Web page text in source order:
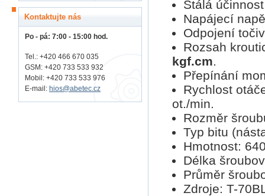
Stálá
Napájecí
Odpojení
Rozsah
kgf.cm.
Přepínání
Rychlost
ot./min.
Rozměr
Typ bitu
Hmotnost:
Délka
Průměr
Zdroje: T-
Kontaktujte nás
Po - pá: 7:00 - 15:00 hod.
Tel.: +420 466 670 035
GSM: +420 733 533 932
Mobil: +420 733 533 976
E-mail: hios@abetec.cz